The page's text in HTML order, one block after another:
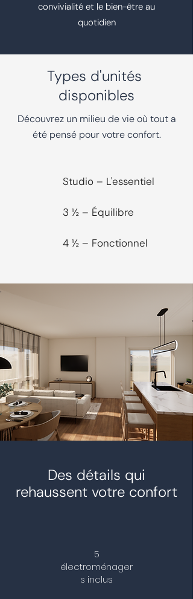
convivialité et le bien-être au
quotidien
Types d'unités
disponibles
Découvrez un milieu de vie où tout a
été pensé pour votre confort.
Studio – L'essentiel
3 ½ – Équilibre
4 ½ – Fonctionnel
Des détails qui
rehaussent votre confort
5
électroménager
s inclus